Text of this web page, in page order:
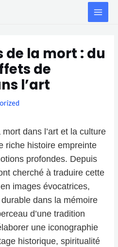
de la mort : du
de
l’art
dans l’art et la culture
riche histoire empreinte
profondes. Depuis
cherché à traduire cette
images évocatrices,
dans la mémoire
d’une tradition
une iconographie
historique, spiritualité